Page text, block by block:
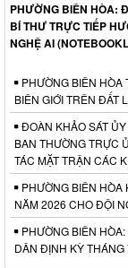
PHƯỜNG BIÊN HÒA:
BÍ THƯ TRỰC TIẾP
NGHỆ AI
PHƯỜNG BIÊN HÒA
BIÊN GIỚI TRÊN ĐẤT
ĐOÀN KHẢO SÁT
BAN THƯỜNG TRỰC
TÁC MẶT TRẬN CÁC
PHƯỜNG BIÊN HÒA
NĂM 2026 CHO ĐỘI
PHƯỜNG BIÊN
DÂN ĐỊNH KỲ THÁNG